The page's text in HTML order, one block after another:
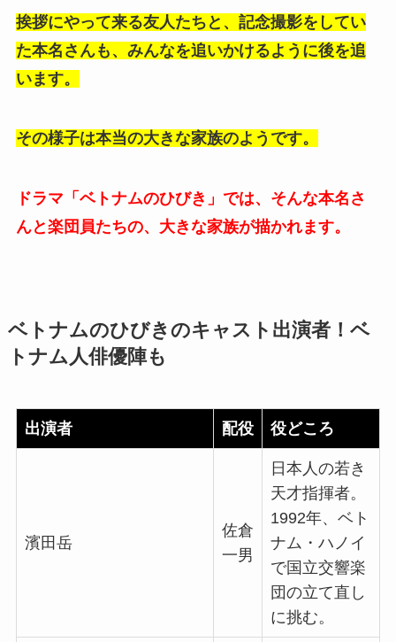
挨拶にやって来る友人たちと、記念撮影をしてい
た本名さんも、みんなを追いかけるように後を追
います。
その様子は本当の大きな家族のようです。
ドラマ「ベトナムのひびき」では、そんな本名さ
んと楽団員たちの、大きな家族が描かれます。
ベトナムのひびきのキャスト出演者！ベ
トナム人俳優陣も
出演者 配役 役どころ
濱田岳
佐倉
一男
日本人の若き
天才指揮者。
1992年、ベト
ナム・ハノイ
で国立交響楽
団の立て直し
に挑む。